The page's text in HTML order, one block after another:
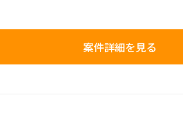
・プロジェクト開始直後および終了前は、出
・勝田出張以外の日はリモートワーク
・必要に応じて元請会社の麹町出社
案件詳細を見る